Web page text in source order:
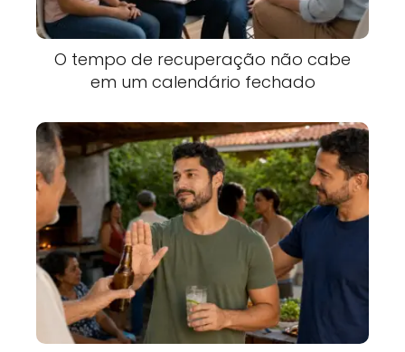
O tempo de recuperação não cabe
em um calendário fechado